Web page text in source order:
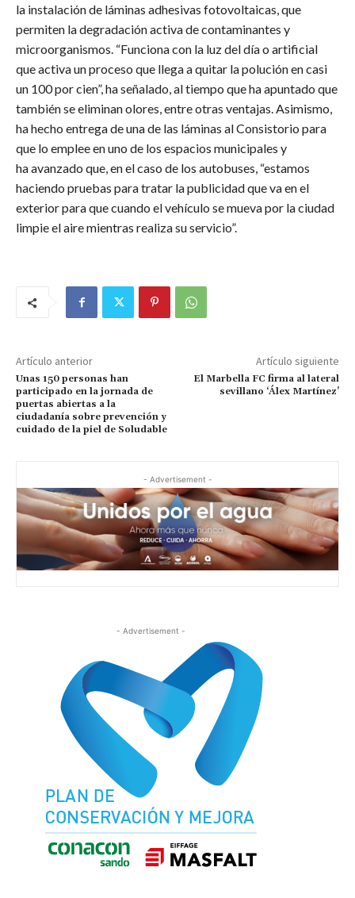
la instalación de láminas adhesivas fotovoltaicas, que
permiten la degradación activa de contaminantes y
microorganismos. “Funciona con la luz del día o artificial
que activa un proceso que llega a quitar la polución en casi
un 100 por cien”, ha señalado, al tiempo que ha apuntado que
también se eliminan olores, entre otras ventajas. Asimismo,
ha hecho entrega de una de las láminas al Consistorio para
que lo emplee en uno de los espacios municipales y
ha avanzado que, en el caso de los autobuses, “estamos
haciendo pruebas para tratar la publicidad que va en el
exterior para que cuando el vehículo se mueva por la ciudad
limpie el aire mientras realiza su servicio”.
Artículo anterior
Unas 150 personas han
participado en la jornada de
puertas abiertas a la
ciudadanía sobre prevención y
cuidado de la piel de Soludable
Artículo siguiente
El Marbella FC firma al lateral
sevillano ‘Álex Martínez’
- Advertisement -
- Advertisement -